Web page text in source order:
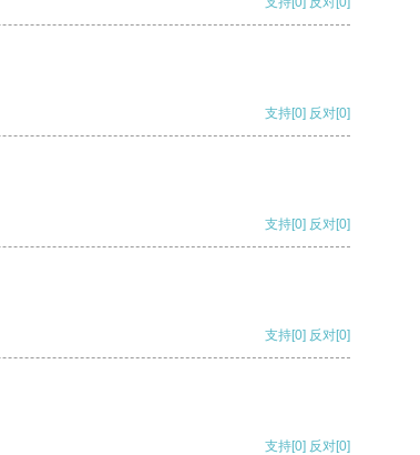
支持[0] 反对[0]
支持[0] 反对[0]
支持[0] 反对[0]
支持[0] 反对[0]